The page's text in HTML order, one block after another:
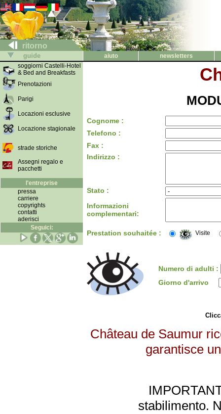
ritorno
guide aiuto
newsletters
soggiorni Castelli-Hotel
& Bed and Breakfasts
Prenotazioni
Parigi
Locazioni esclusive
Locazione stagionale
strade storiche
Assegni regalo e
pacchetti
l'entreprise
pressa
carriere
copyrights
contatti
aderisci
Seguici:
Cognome :
Telefono :
Fax :
Indirizzo :
Stato :
Informazioni
complementari:
Prestation souhaitée : Visite
Numero di adulti :
Giorno d'arrivo
Château de Saumur
garantisce
stabilimento.